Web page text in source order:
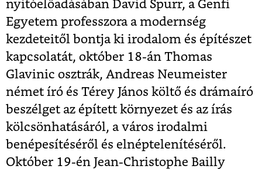
nyitóelőadásában David Spurr, a Genfi
Egyetem professzora a modernség
kezdeteitől bontja ki irodalom és építészet
kapcsolatát, október 18-án Thomas
Glavinic osztrák, Andreas Neumeister
német író és Térey János költő és drámaíró
beszélget az épített környezet és az írás
kölcsönhatásáról, a város irodalmi
benépesítéséről és elnéptelenítéséről.
Október 19-én Jean-Christophe Bailly